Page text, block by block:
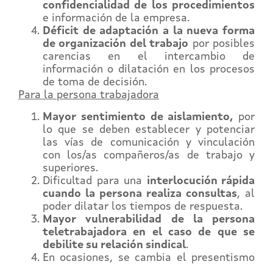
confidencialidad de los procedimientos
e información de la empresa.
Déficit de adaptación a la nueva forma
de organización del trabajo por posibles
carencias en el intercambio de
información o dilatación en los procesos
de toma de decisión.
Para la persona trabajadora
Mayor sentimiento de aislamiento, por
lo que se deben establecer y potenciar
las vías de comunicación y vinculación
con los/as compañeros/as de trabajo y
superiores.
Dificultad para una interlocución rápida
cuando la persona realiza consultas, al
poder dilatar los tiempos de respuesta.
Mayor vulnerabilidad de la persona
teletrabajadora en el caso de que se
debilite su relación sindical.
En ocasiones, se cambia el presentismo